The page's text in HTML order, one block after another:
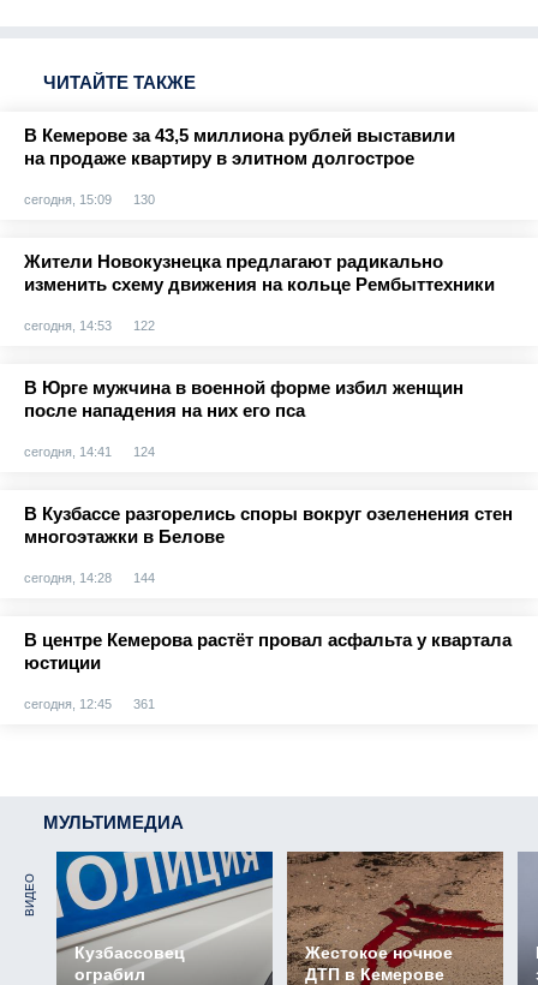
ЧИТАЙТЕ ТАКЖЕ
В Кемерове за 43,5 миллиона рублей выставили
на продаже квартиру в элитном долгострое
сегодня, 15:09 130
Жители Новокузнецка предлагают радикально
изменить схему движения на кольце Рембыттехники
сегодня, 14:53 122
В Юрге мужчина в военной форме избил женщин
после нападения на них его пса
сегодня, 14:41 124
В Кузбассе разгорелись споры вокруг озеленения стен
многоэтажки в Белове
сегодня, 14:28 144
В центре Кемерова растёт провал асфальта у квартала
юстиции
сегодня, 12:45 361
МУЛЬТИМЕДИА
ВИДЕО
Кузбассовец
ограбил
Жестокое ночное
ДТП в Кемерове